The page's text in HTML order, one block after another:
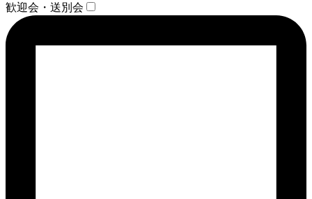
歓迎会・送別会